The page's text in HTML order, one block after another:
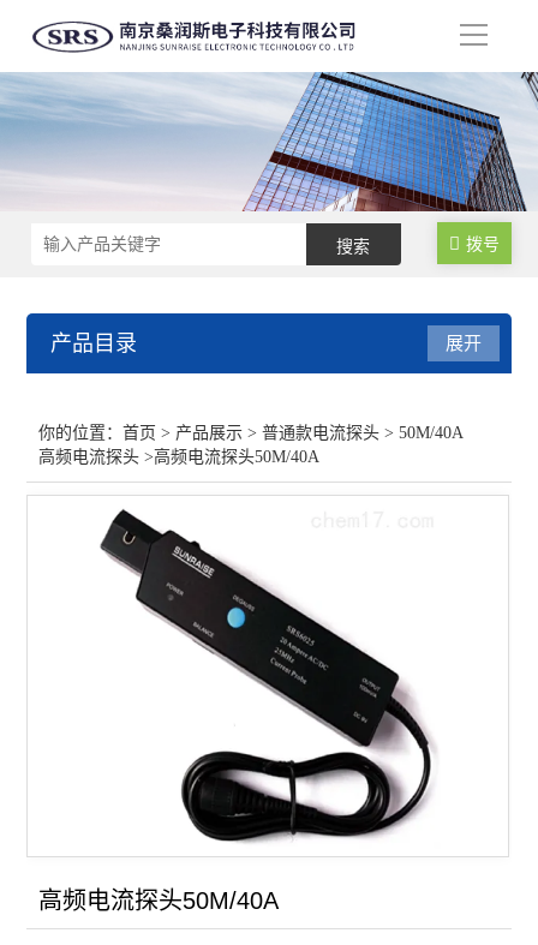
导
拨号
产品目录
25M/20A高频电流探头
50M/20A高频电流探头
25M/40A高频电流探头
50M/40A高频电流探头
查看全部 >>
展开
你的位置：首页 > 产品展示 >普通款电流探头 >50M/40A
高频电流探头 >高频电流探头50M/40A
高频电流探头50M/40A